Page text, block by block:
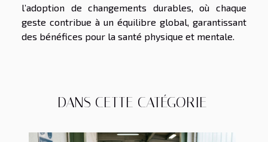
l’adoption de changements durables, où chaque
geste contribue à un équilibre global, garantissant
des bénéfices pour la santé physique et mentale.
DANS CETTE CATÉGORIE